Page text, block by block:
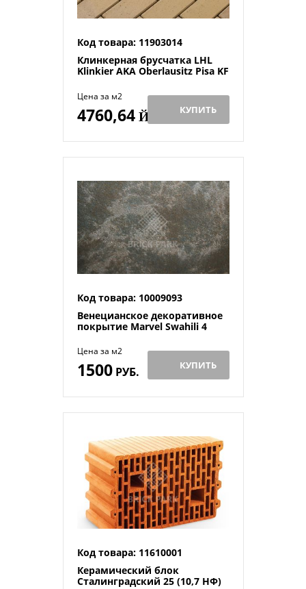
Код товара: 11903014
Клинкерная брусчатка LHL
Klinkier AKA Oberlausitz Pisa KF
Цена за м2
4760,64Й КУПИТЬ
Код товара: 10009093
Венецианское декоративное
покрытие Marvel Swahili 4
Цена за м2
1500РУБ. КУПИТЬ
Код товара: 11610001
Керамический блок
Сталинградский 25 (10,7 НФ)